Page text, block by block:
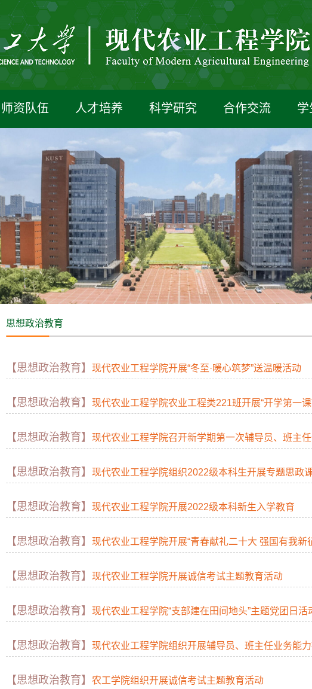
师资队伍 人才培养 科学研究 合作交流 学
思想政治教育
【思想政治教育】 现代农业工程学院开展“冬至·暖心筑梦”送温暖活动
【思想政治教育】 现代农业工程学院农业工程类221班开展“开学第一
【思想政治教育】 现代农业工程学院召开新学期第一次辅导员、班主
【思想政治教育】 现代农业工程学院组织2022级本科生开展专题思政课宣
【思想政治教育】 现代农业工程学院开展2022级本科新生入学教育
【思想政治教育】 现代农业工程学院开展“青春献礼二十大 强国有我新征
【思想政治教育】 现代农业工程学院开展诚信考试主题教育活动
【思想政治教育】 现代农业工程学院“支部建在田间地头”主题党团日活
【思想政治教育】 现代农业工程学院组织开展辅导员、班主任业务能力
【思想政治教育】 农工学院组织开展诚信考试主题教育活动